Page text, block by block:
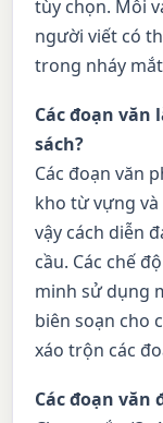
tùy chọn. Mỗi
người viết có
trong nháy
Các đoạn văn
sách?
Các đoạn văn
kho từ vựng và
vậy cách diễn
cầu. Các chế
minh sử dụng
biên soạn cho
xáo trộn các
Các đoạn văn